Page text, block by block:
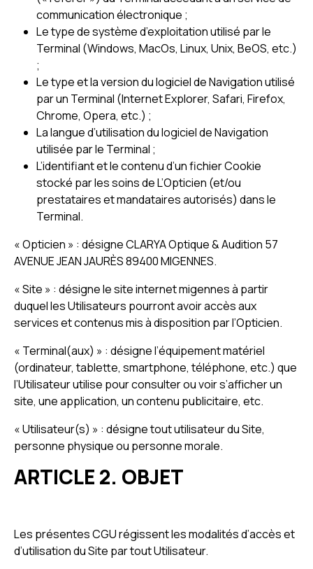
communication électronique ;
Le type de système d’exploitation utilisé par le
Terminal (Windows, MacOs, Linux, Unix, BeOS, etc.)
;
Le type et la version du logiciel de Navigation utilisé
par un Terminal (Internet Explorer, Safari, Firefox,
Chrome, Opera, etc.) ;
La langue d’utilisation du logiciel de Navigation
utilisée par le Terminal ;
L’identifiant et le contenu d’un fichier Cookie
stocké par les soins de L’Opticien (et/ou
prestataires et mandataires autorisés) dans le
Terminal.
« Opticien » : désigne CLARYA Optique & Audition 57
AVENUE JEAN JAURÈS 89400 MIGENNES.
« Site » : désigne le site internet migennes à partir
duquel les Utilisateurs pourront avoir accès aux
services et contenus mis à disposition par l’Opticien.
« Terminal(aux) » : désigne l’équipement matériel
(ordinateur, tablette, smartphone, téléphone, etc.) que
l’Utilisateur utilise pour consulter ou voir s’afficher un
site, une application, un contenu publicitaire, etc.
« Utilisateur(s) » : désigne tout utilisateur du Site,
personne physique ou personne morale.
ARTICLE 2. OBJET
Les présentes CGU régissent les modalités d’accès et
d’utilisation du Site par tout Utilisateur.